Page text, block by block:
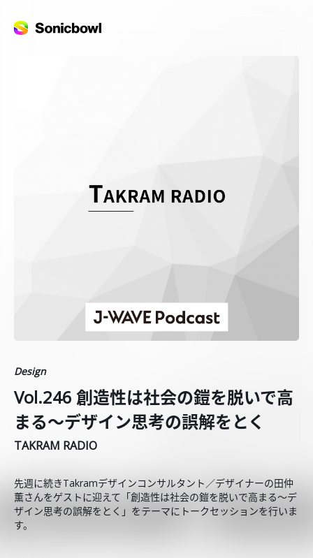
Design
Vol.246 創造性は社会の鎧を脱いで高
まる〜デザイン思考の誤解をとく
TAKRAM RADIO
先週に続きTakramデザインコンサルタント／デザイナーの田仲
薫さんをゲストに迎えて「創造性は社会の鎧を脱いで高まる〜デ
ザイン思考の誤解をとく」をテーマにトークセッションを行いま
す。